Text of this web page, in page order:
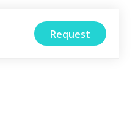
Request